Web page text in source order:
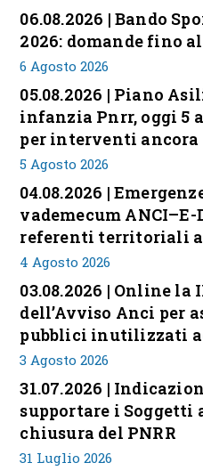
06.08.2026 | Bando
2026: domande fino
6 Agosto 2026
05.08.2026 | Piano
infanzia Pnrr, oggi 5
per interventi
5 Agosto 2026
04.08.2026 |
vademecum
referenti territoriali
4 Agosto 2026
03.08.2026 | Online la
dell’Avviso Anci per
pubblici inutilizzati
3 Agosto 2026
31.07.2026 |
supportare i
chiusura del PNRR
31 Luglio 2026